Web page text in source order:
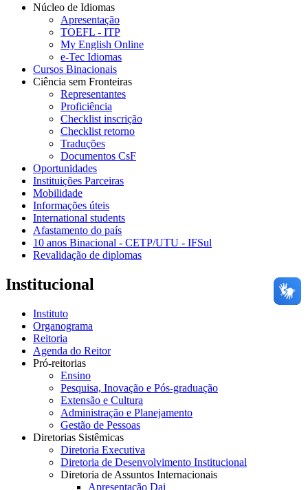
Núcleo de Idiomas
Apresentação
TOEFL - ITP
My English Online
e-Tec Idiomas
Cursos Binacionais
Ciência sem Fronteiras
Representantes
Proficiência
Checklist inscrição
Checklist retorno
Traduções
Documentos CsF
Oportunidades
Instituições Parceiras
Mobilidade
Informações úteis
International students
Afastamento do país
10 anos Binacional - CETP/UTU - IFSul
Revalidação de diplomas
Institucional
Instituto
Organograma
Reitoria
Agenda do Reitor
Pró-reitorias
Ensino
Pesquisa, Inovação e Pós-graduação
Extensão e Cultura
Administração e Planejamento
Gestão de Pessoas
Diretorias Sistêmicas
Diretoria Executiva
Diretoria de Desenvolvimento Institucional
Diretoria de Assuntos Internacionais
Apresentação Dai